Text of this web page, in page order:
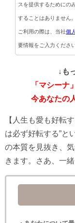
スを提供するためにの
することはありません。
ご利用の際は、当社個
要情報をご入力ください
↓も
「マシーナ
今あなたの
【人生も愛も好転
は必ず好転する”と
の本質を見抜き、
きます。さあ、一